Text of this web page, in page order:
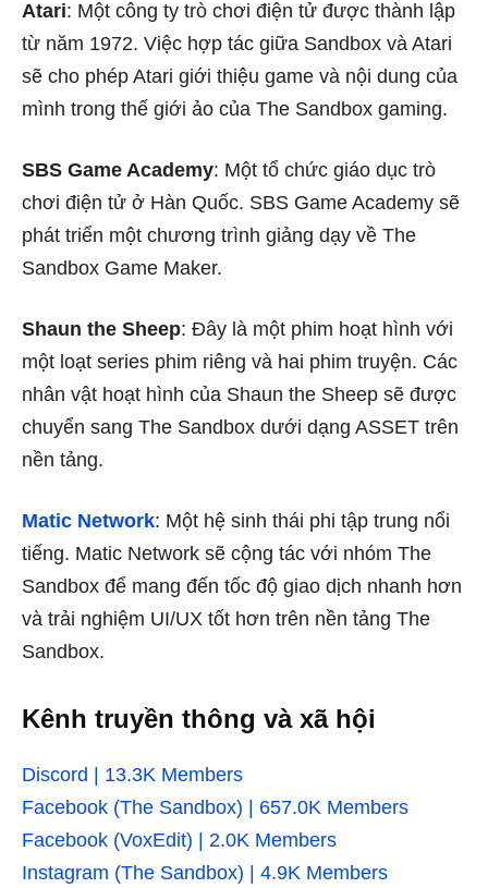
Atari: Một công ty trò chơi điện tử được thành lập
từ năm 1972. Việc hợp tác giữa Sandbox và Atari
sẽ cho phép Atari giới thiệu game và nội dung của
mình trong thế giới ảo của The Sandbox gaming.
SBS Game Academy: Một tổ chức giáo dục trò
chơi điện tử ở Hàn Quốc. SBS Game Academy sẽ
phát triển một chương trình giảng dạy về The
Sandbox Game Maker.
Shaun the Sheep: Đây là một phim hoạt hình với
một loạt series phim riêng và hai phim truyện. Các
nhân vật hoạt hình của Shaun the Sheep sẽ được
chuyển sang The Sandbox dưới dạng ASSET trên
nền tảng.
Matic Network: Một hệ sinh thái phi tập trung nổi
tiếng. Matic Network sẽ cộng tác với nhóm The
Sandbox để mang đến tốc độ giao dịch nhanh hơn
và trải nghiệm UI/UX tốt hơn trên nền tảng The
Sandbox.
Kênh truyền thông và xã hội
Discord | 13.3K Members
Facebook (The Sandbox) | 657.0K Members
Facebook (VoxEdit) | 2.0K Members
Instagram (The Sandbox) | 4.9K Members